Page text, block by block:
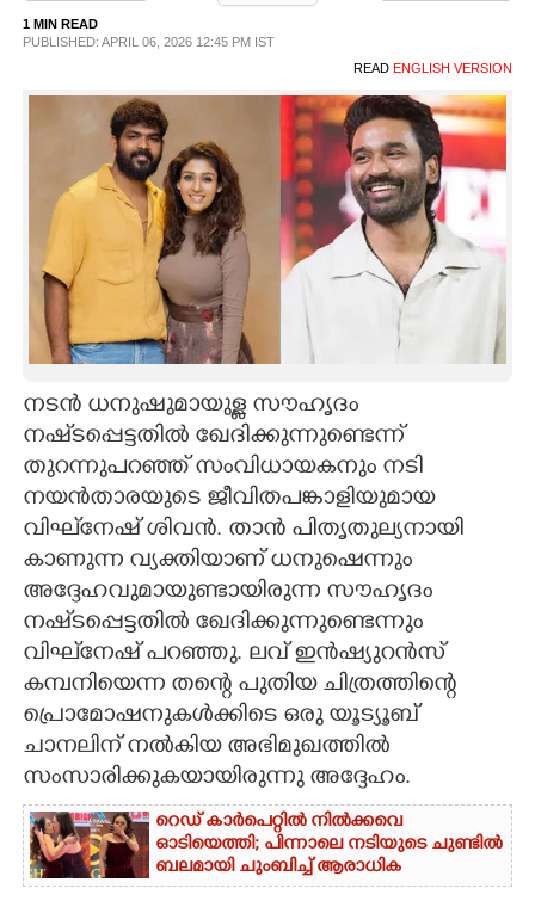
LIFESTYLE
INFO+
ASTRO
CARTOONS
LITERATURE
ZOOM
CONTACT US
1 MIN READ
PUBLISHED: APRIL 06, 2026 12:45 PM IST
READ ENGLISH VERSION
​​​​​​നടൻ ധനുഷുമായുള്ള സൗഹൃദം
നഷ്‌ടപ്പെട്ടതിൽ ഖേദിക്കുന്നുണ്ടെന്ന്
തുറന്നുപറഞ്ഞ് സംവിധായകനും നടി
നയൻതാരയുടെ ജീവിതപങ്കാളിയുമായ
വിഘ്‌നേഷ് ശിവൻ. താൻ പിതൃതുല്യനായി
കാണുന്ന വ്യക്തിയാണ് ധനുഷെന്നും
അദ്ദേഹവുമായുണ്ടായിരുന്ന സൗഹൃദം
നഷ്‌ടപ്പെട്ടതിൽ ഖേദിക്കുന്നുണ്ടെന്നും
വിഘ്‌നേഷ് പറഞ്ഞു. ലവ് ഇൻഷ്യുറൻസ്
കമ്പനിയെന്ന തന്റെ പുതിയ ചിത്രത്തിന്റെ
പ്രൊമോഷനുകൾക്കിടെ ഒരു യൂട്യൂബ്
ചാനലിന് നൽകിയ അഭിമുഖത്തിൽ
സംസാരിക്കുകയായിരുന്നു അദ്ദേഹം.
റെഡ് കാർപെറ്റിൽ നിൽക്കവെ
ഓടിയെത്തി; പിന്നാലെ നടിയുടെ ചുണ്ടിൽ
ബലമായി ചുംബിച്ച് ആരാധിക